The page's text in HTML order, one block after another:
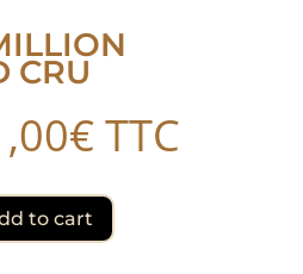
CRU
€TTC
to cart